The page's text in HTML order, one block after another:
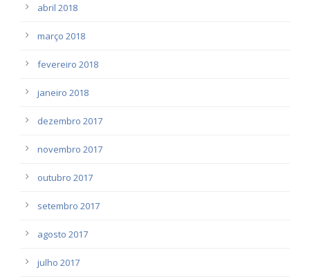
abril 2018
março 2018
fevereiro 2018
janeiro 2018
dezembro 2017
novembro 2017
outubro 2017
setembro 2017
agosto 2017
julho 2017